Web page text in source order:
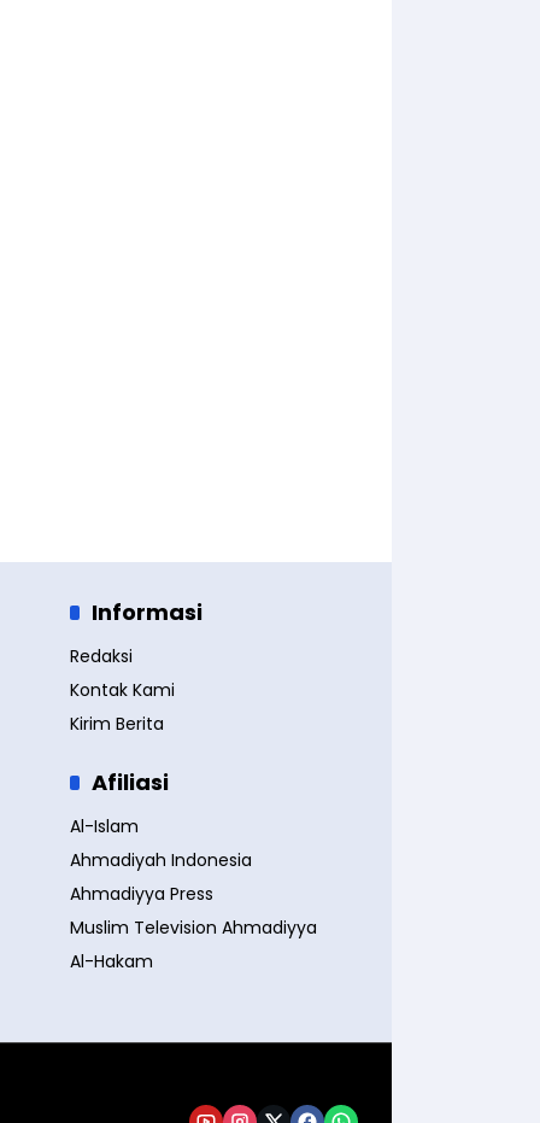
Informasi
Redaksi
Kontak Kami
Kirim Berita
Afiliasi
Al-Islam
Ahmadiyah Indonesia
Ahmadiyya Press
Muslim Television Ahmadiyya
Al-Hakam